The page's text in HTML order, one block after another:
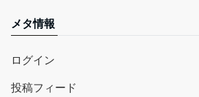
メタ情報
ログイン
投稿フィード